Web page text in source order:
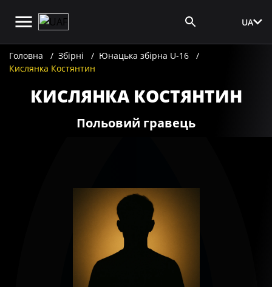
UA
Головна Збірні
Юнацька збірна U-16
Кислянка Костянтин
КИСЛЯНКА КОСТЯНТИН
Польовий гравець